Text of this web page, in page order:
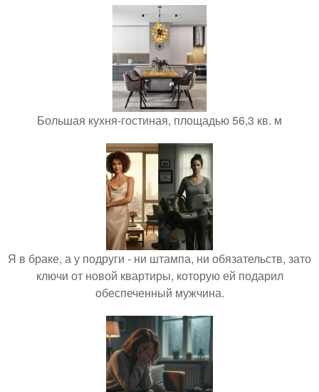
Большая кухня-гостиная, площадью 56,3 кв. м
Я в браке, а у подруги - ни штампа, ни обязательств, зато
ключи от новой квартиры, которую ей подарил
обеспеченный мужчина.